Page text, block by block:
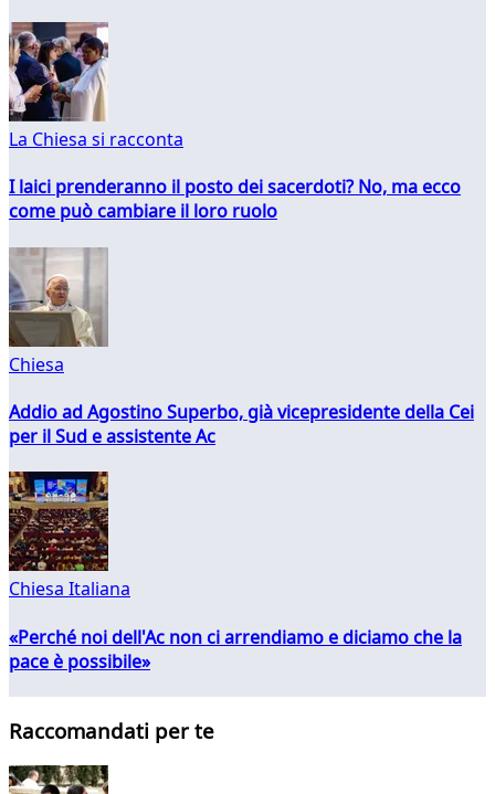
La Chiesa si racconta
I laici prenderanno il posto dei sacerdoti? No, ma ecco
come può cambiare il loro ruolo
Chiesa
Addio ad Agostino Superbo, già vicepresidente della Cei
per il Sud e assistente Ac
Chiesa Italiana
«Perché noi dell'Ac non ci arrendiamo e diciamo che la
pace è possibile»
Raccomandati per te